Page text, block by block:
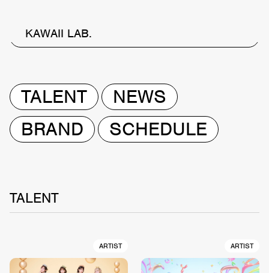
KAWAII LAB.
TALENT
NEWS
BRAND
SCHEDULE
TALENT
ARTIST ARTIST